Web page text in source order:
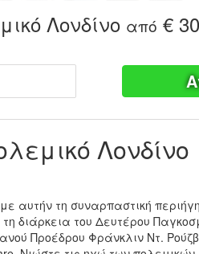
Λονδίνο από €
Λονδίνο
με αυτήν τη συναρπαστική
διάρκεια του Δευτέρου
Προέδρου Φράνκλιν Ντ.